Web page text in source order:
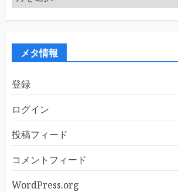
ー
カ
メタ情報
登録
ログイン
投稿フィード
コメントフィード
WordPress.org